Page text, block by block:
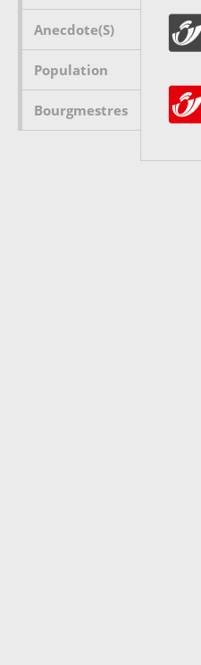
Anecdote(s)
Population
Bourgmestres